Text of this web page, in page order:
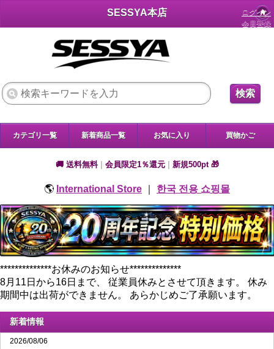
SESSYA本店
ログイン
会員登録
検索
カテゴリ一覧 新着商品一覧 お気に入り 買物かご
🚚 送料無料 会員限定1％還元 新規500pt 🎁
🌎 International Store 한국 전용 쇼핑몰
**************お休みのお知らせ**************
8月11日から16日まで、 従業員休みとさせて頂きます。 休み
期間中は出荷ができません。 あらかじめご了承願います。
新着情報
2026/08/06